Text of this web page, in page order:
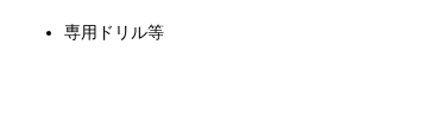
専用ドリル等